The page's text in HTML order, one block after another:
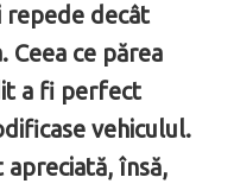
repede decât
Ceea ce părea
a fi perfect
vehiculul.
însă,